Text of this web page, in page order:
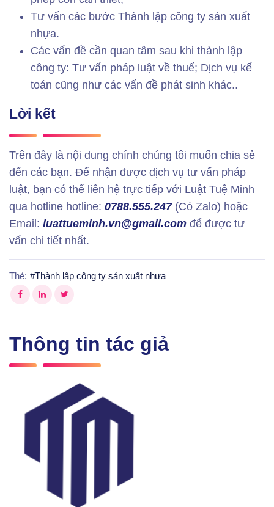
Tư vấn các bước Thành lập công ty sản xuất
nhựa.
Các vấn đề cần quan tâm sau khi thành lập
công ty: Tư vấn pháp luật về thuế; Dịch vụ kế
toán cũng như các vấn đề phát sinh khác..
Lời kết
Trên đây là nội dung chính chúng tôi muốn chia sẻ
đến các bạn. Để nhận được dịch vụ tư vấn pháp
luật, bạn có thể liên hệ trực tiếp với Luật Tuệ Minh
qua hotline hotline: 0788.555.247(Có Zalo) hoặc
Email: luattueminh.vn@gmail.com để được tư
vấn chi tiết nhất.
Thẻ: #Thành lập công ty sản xuất nhựa
Thông tin tác giả